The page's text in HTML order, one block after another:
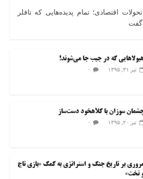
اقتصادی؛ تمام پدیده‌هایی که تافلر
که در جیب جا می‌شوند!
تیر ۳۱, ۱۳۹۵ ۰
سوزان با کلاهخود دست‌ساز
تیر ۲۰, ۱۳۹۵ ۰
بر تاریخ جنگ و استراتژی به کمک «بازی تاج
تخت»